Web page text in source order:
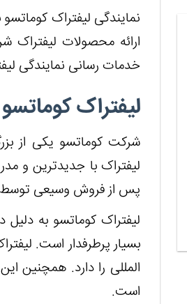
نمایندگی لیفتراک
ارائه محصولات
خدمات رسانی نمایندگی
لیفتراک
شرکت کوماتسو یکی از
لیفتراک با جدیدترین و
پس از فروش وسیعی توسط
لیفتراک کوماتسو به
بسیار پرطرفدار است.
المللی را دارد. همچنین
است.